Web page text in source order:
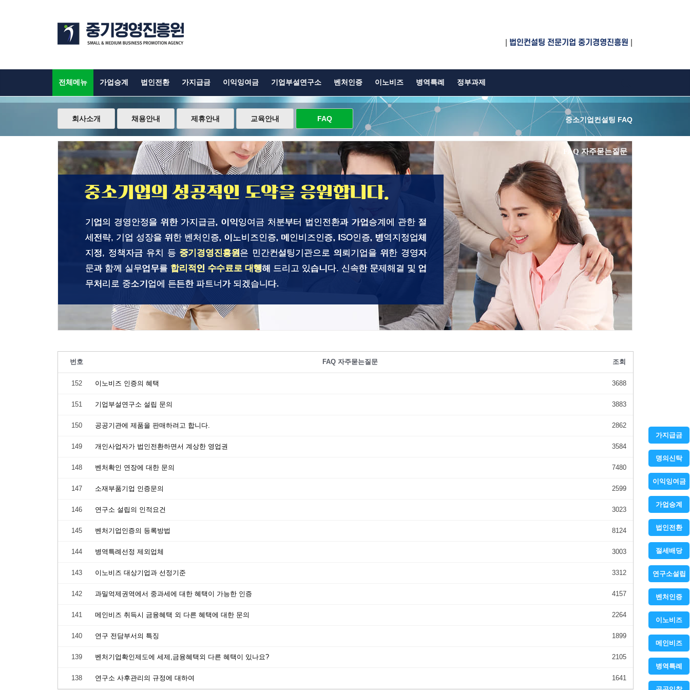
가지급금
명의신탁
이익잉여금
가업승계
법인전환
절세배당
연구소설립
벤처인증
이노비즈
메인비즈
병역특례
법인컨설팅 전문기업 중기경영진흥원
전체메뉴 가업승계 법인전환 가지급금 이익잉여금 기업부설연구소 벤처인증 이노비즈 병역특례 정부과제
중소기업컨설팅 FAQ
회사소개 채용안내 제휴안내 교육안내 FAQ
FAQ 자주묻는질문
중소기업의 성공적인 도약을 응원합니다.
기업의 경영안정을 위한 가지급금, 이익잉여금 처분부터 법인전환과 가업승계에 관한 절
세전략, 기업 성장을 위한 벤처인증, 이노비즈인증, 메인비즈인증, ISO인증, 병역지정업체
지정, 정책자금 유치 등 중기경영진흥원은 민간컨설팅기관으로 의뢰기업을 위한 경영자
문과 함께 실무업무를 합리적인 수수료로 대행해 드리고 있습니다. 신속한 문제해결 및 업
무처리로 중소기업에 든든한 파트너가 되겠습니다.
번호 FAQ 자주묻는질문 조회
152 이노비즈 인증의 혜택 3688
151 기업부설연구소 설립 문의 3883
150 공공기관에 제품을 판매하려고 합니다. 2862
149 개인사업자가 법인전환하면서 계상한 영업권 3584
148 벤처확인 연장에 대한 문의 7480
147 소재부품기업 인증문의 2599
146 연구소 설립의 인적요건 3023
145 벤처기업인증의 등록방법 8124
144 병역특례선정 제외업체 3003
143 이노비즈 대상기업과 선정기준 3312
142 과밀억제권역에서 중과세에 대한 혜택이 가능한 인증 4157
141 메인비즈 취득시 금융혜택 외 다른 혜택에 대한 문의 2264
140 연구 전담부서의 특징 1899
139 벤처기업확인제도에 세제,금융혜택외 다른 혜택이 있나요? 2105
138 연구소 사후관리의 규정에 대하여 1641